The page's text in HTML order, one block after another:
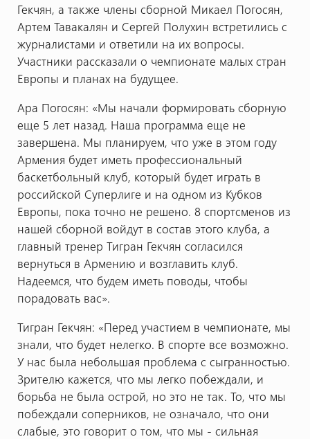
Гекчян, а также члены сборной Микаел Погосян,
Артем Тавакалян и Сергей Полухин встретились с
журналистами и ответили на их вопросы.
Участники рассказали о чемпионате малых стран
Европы и планах на будущее.
Ара Погосян: «Мы начали формировать сборную
еще 5 лет назад. Наша программа еще не
завершена. Мы планируем, что уже в этом году
Армения будет иметь профессиональный
баскетбольный клуб, который будет играть в
российской Суперлиге и на одном из Кубков
Европы, пока точно не решено. 8 спортсменов из
нашей сборной войдут в состав этого клуба, а
главный тренер Тигран Гекчян согласился
вернуться в Армению и возглавить клуб.
Надеемся, что будем иметь поводы, чтобы
порадовать вас».
Тигран Гекчян: «Перед участием в чемпионате, мы
знали, что будет нелегко. В спорте все возможно.
У нас была небольшая проблема с сыгранностью.
Зрителю кажется, что мы легко побеждали, и
борьба не была острой, но это не так. То, что мы
побеждали соперников, не означало, что они
слабые, это говорит о том, что мы - сильная